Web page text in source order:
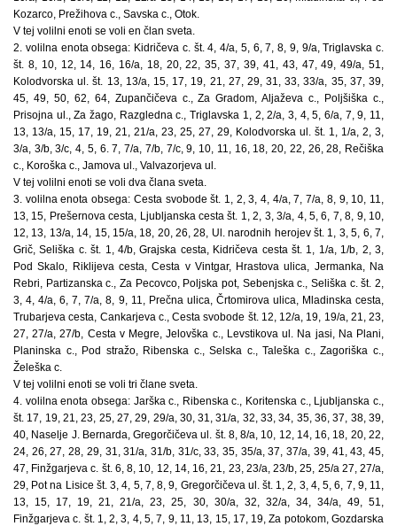
Kozarco, Prežihova c., Savska c., Otok.
V tej volilni enoti se voli en član sveta.
2. volilna enota obsega: Kidričeva c. št. 4, 4/a, 5, 6, 7, 8, 9, 9/a, Triglavska c.
št. 8, 10, 12, 14, 16, 16/a, 18, 20, 22, 35, 37, 39, 41, 43, 47, 49, 49/a, 51,
Kolodvorska ul. št. 13, 13/a, 15, 17, 19, 21, 27, 29, 31, 33, 33/a, 35, 37, 39,
45, 49, 50, 62, 64, Zupančičeva c., Za Gradom, Aljaževa c., Poljšiška c.,
Prisojna ul., Za žago, Razgledna c., Triglavska 1, 2, 2/a, 3, 4, 5, 6/a, 7, 9, 11,
13, 13/a, 15, 17, 19, 21, 21/a, 23, 25, 27, 29, Kolodvorska ul. št. 1, 1/a, 2, 3,
3/a, 3/b, 3/c, 4, 5, 6. 7, 7/a, 7/b, 7/c, 9, 10, 11, 16, 18, 20, 22, 26, 28, Rečiška
c., Koroška c., Jamova ul., Valvazorjeva ul.
V tej volilni enoti se voli dva člana sveta.
3. volilna enota obsega: Cesta svobode št. 1, 2, 3, 4, 4/a, 7, 7/a, 8, 9, 10, 11,
13, 15, Prešernova cesta, Ljubljanska cesta št. 1, 2, 3, 3/a, 4, 5, 6, 7, 8, 9, 10,
12, 13, 13/a, 14, 15, 15/a, 18, 20, 26, 28, Ul. narodnih herojev št. 1, 3, 5, 6, 7,
Grič, Seliška c. št. 1, 4/b, Grajska cesta, Kidričeva cesta št. 1, 1/a, 1/b, 2, 3,
Pod Skalo, Riklijeva cesta, Cesta v Vintgar, Hrastova ulica, Jermanka, Na
Rebri, Partizanska c., Za Pecovco, Poljska pot, Sebenjska c., Seliška c. št. 2,
3, 4, 4/a, 6, 7, 7/a, 8, 9, 11, Prečna ulica, Črtomirova ulica, Mladinska cesta,
Trubarjeva cesta, Cankarjeva c., Cesta svobode št. 12, 12/a, 19, 19/a, 21, 23,
27, 27/a, 27/b, Cesta v Megre, Jelovška c., Levstikova ul. Na jasi, Na Plani,
Planinska c., Pod stražo, Ribenska c., Selska c., Taleška c., Zagoriška c.,
Želeška c.
V tej volilni enoti se voli tri člane sveta.
4. volilna enota obsega: Jarška c., Ribenska c., Koritenska c., Ljubljanska c.,
št. 17, 19, 21, 23, 25, 27, 29, 29/a, 30, 31, 31/a, 32, 33, 34, 35, 36, 37, 38, 39,
40, Naselje J. Bernarda, Gregorčičeva ul. št. 8, 8/a, 10, 12, 14, 16, 18, 20, 22,
24, 26, 27, 28, 29, 31, 31/a, 31/b, 31/c, 33, 35, 35/a, 37, 37/a, 39, 41, 43, 45,
47, Finžgarjeva c. št. 6, 8, 10, 12, 14, 16, 21, 23, 23/a, 23/b, 25, 25/a 27, 27/a,
29, Pot na Lisice št. 3, 4, 5, 7, 8, 9, Gregorčičeva ul. št. 1, 2, 3, 4, 5, 6, 7, 9, 11,
13, 15, 17, 19, 21, 21/a, 23, 25, 30, 30/a, 32, 32/a, 34, 34/a, 49, 51,
Finžgarjeva c. št. 1, 2, 3, 4, 5, 7, 9, 11, 13, 15, 17, 19, Za potokom, Gozdarska